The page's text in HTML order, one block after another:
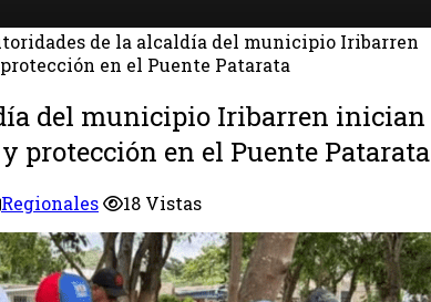
de la alcaldía del municipio Iribarren
en el Puente Patarata
del municipio Iribarren inician
protección en el Puente Patarata
Regionales 18 Vistas